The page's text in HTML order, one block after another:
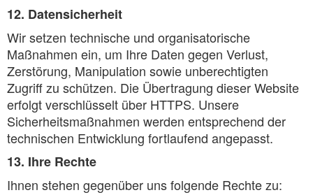
12. Datensicherheit
Wir setzen technische und organisatorische
Maßnahmen ein, um Ihre Daten gegen Verlust,
Zerstörung, Manipulation sowie unberechtigten
Zugriff zu schützen. Die Übertragung dieser Website
erfolgt verschlüsselt über HTTPS. Unsere
Sicherheitsmaßnahmen werden entsprechend der
technischen Entwicklung fortlaufend angepasst.
13. Ihre Rechte
Ihnen stehen gegenüber uns folgende Rechte zu: